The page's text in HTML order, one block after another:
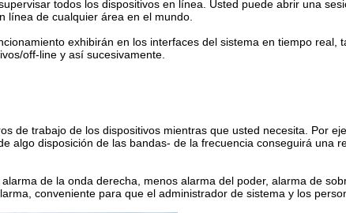
todos los dispositivos en línea. Usted puede abrir una
línea de cualquier área en el mundo.
exhibirán en los interfaces del sistema en tiempo real,
off-line y así sucesivamente.
de trabajo de los dispositivos mientras que usted necesita. Por
algo disposición de las bandas- de la frecuencia conseguirá una
de la onda derecha, menos alarma del poder, alarma de
conveniente para que el administrador de sistema y los